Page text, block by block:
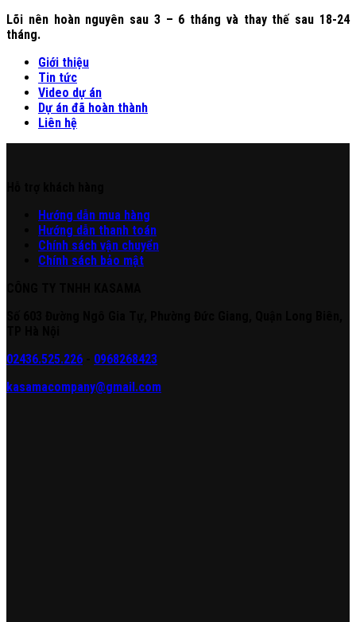
Lõi nên hoàn nguyên sau 3 – 6 tháng và thay thế sau 18-24
tháng.
Giới thiệu
Tin tức
Video dự án
Dự án đã hoàn thành
Liên hệ
Hướng dẫn mua hàng
Hướng dẫn thanh toán
Chính sách vận chuyển
Chính sách bảo mật
02436.525.226
0968268423
kasamacompany@gmail.com